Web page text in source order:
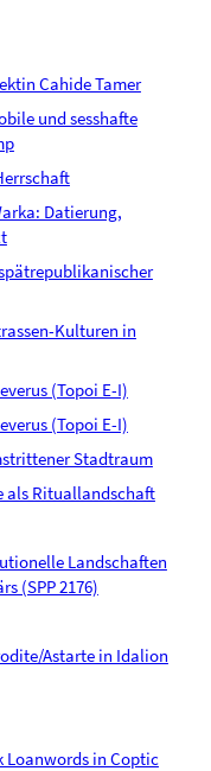
Cahide Tamer
und sesshafte
Datierung,
Kulturen in
(Topoi E-I)
(Topoi E-I)
Stadtraum
als Rituallandschaft
Landschaften
(SPP 2176)
Astarte in Idalion
Loanwords in Coptic